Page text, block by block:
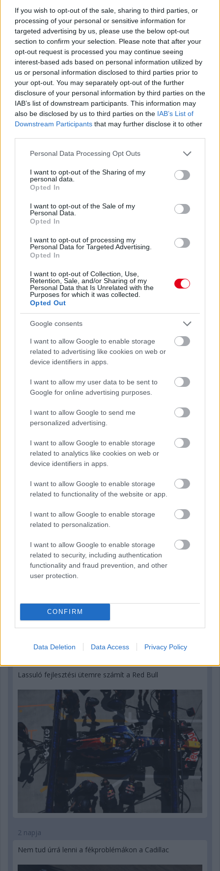
If you wish to opt-out of the sale, sharing to third parties, or
processing of your personal or sensitive information for
targeted advertising by us, please use the below opt-out
section to confirm your selection. Please note that after your
opt-out request is processed you may continue seeing
interest-based ads based on personal information utilized by
us or personal information disclosed to third parties prior to
your opt-out. You may separately opt-out of the further
disclosure of your personal information by third parties on the
IAB’s list of downstream participants. This information may
also be disclosed by us to third parties on the IAB’s List of
Downstream Participants that may further disclose it to other
Please note that this website/app uses one or more Google
not limited to your visit or usage behaviour. You may click to
grant or deny consent to Google and its third-party tags to
use your data for below specified purposes in below Google
consent section.
Personal Data Processing Opt Outs
I want to opt-out of the Sharing of my
personal data.
Opted In
I want to opt-out of the Sale of my
Personal Data.
Opted In
I want to opt-out of processing my
Personal Data for Targeted Advertising.
Opted In
I want to opt-out of Collection, Use,
Retention, Sale, and/or Sharing of my
Personal Data that Is Unrelated with the
Purposes for which it was collected.
Opted Out
Google consents
I want to allow Google to enable storage
related to advertising like cookies on web or
device identifiers in apps.
I want to allow my user data to be sent to
Google for online advertising purposes.
I want to allow Google to send me
personalized advertising.
I want to allow Google to enable storage
related to analytics like cookies on web or
device identifiers in apps.
I want to allow Google to enable storage
related to functionality of the website or app.
I want to allow Google to enable storage
related to personalization.
I want to allow Google to enable storage
related to security, including authentication
functionality and fraud prevention, and other
user protection.
CONFIRM
Data Deletion Data Access Privacy Policy
1 napja
Ilyen lehet a jövő F1-es szabályrendszere Domenicali
szerint
1 napja
Újabb korábbi F2-es bajnok folytatja a Formula-E-ben
Newey biztos benne, hogy Alonso marad az Aston
Lassuló fejlesztési ütemre számít a Red Bull
2 napja
Nem tud úrrá lenni a fékproblémákon a Cadillac